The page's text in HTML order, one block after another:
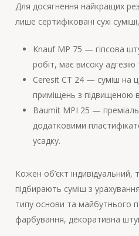
Для досягнення найкращих
лише сертифіковані сухі
Knauf MP 75 — гіпсова
робіт, має високу
Ceresit CT 24 — суміш на
приміщень з підвищеною
Baumit MPI 25 —
додатковими
усадку.
Кожен об’єкт індивідуальний,
підбирають суміш з
типу основи та майбутнього
фарбування, декоративна